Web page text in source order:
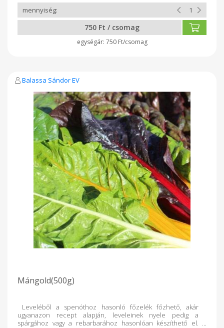
750 Ft / csomag
750 Ft/csomag
Balassa Sándor EV
Mángold(500g)
Leveléből a spenóthoz hasonló főzelék főzhető, akár
ugyanazon recept alapján, leveleinek nyele pedig a
spárgához vagy a rebarbarához hasonlóan készíthető el.